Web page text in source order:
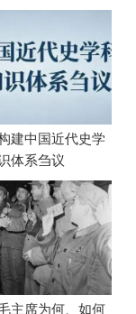
建中国近代史学
体系刍议
主席为何、如何